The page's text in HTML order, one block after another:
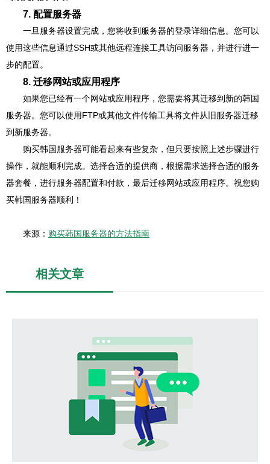
7. 配置服务器
一旦服务器设置完成，您将收到服务器的登录详细信息。您可以
使用这些信息通过SSH或其他远程连接工具访问服务器，并进行进一
步的配置。
8. 迁移网站或应用程序
如果您已经有一个网站或应用程序，您需要将其迁移到新的韩国
服务器。您可以使用FTP或其他文件传输工具将文件从旧服务器迁移
到新服务器。
购买韩国服务器可能看起来有些复杂，但只要按照上述步骤进行
操作，就能顺利完成。选择合适的提供商，根据需求选择合适的服务
器套餐，进行服务器配置和付款，最后迁移网站或应用程序。祝您购
买韩国服务器顺利！
来源： 购买韩国服务器的方法指南
相关文章